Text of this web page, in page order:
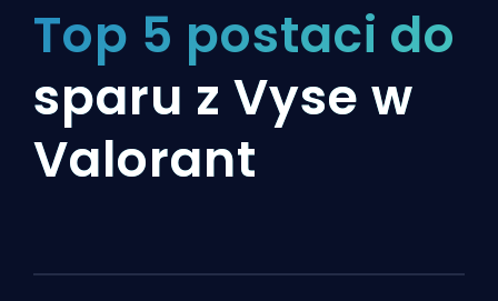
Top 5 postaci do
sparu z Vyse w
Valorant